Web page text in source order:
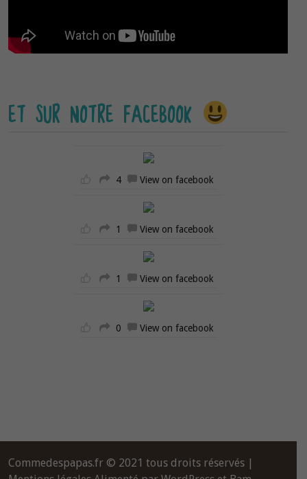
ET SUR NOTRE FACEBOOK
4 View on facebook
1 View on facebook
1 View on facebook
0 View on facebook
Commedespapas.fr © 2021 tous droits réservés |